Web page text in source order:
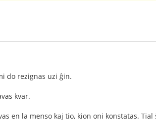
do rezignas uzi ĝin.
kvar.
en la menso kaj tio, kion oni konstatas.